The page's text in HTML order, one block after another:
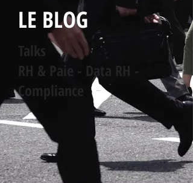
LE BLOG
Talks
RH & Paie - Data RH -
Compliance